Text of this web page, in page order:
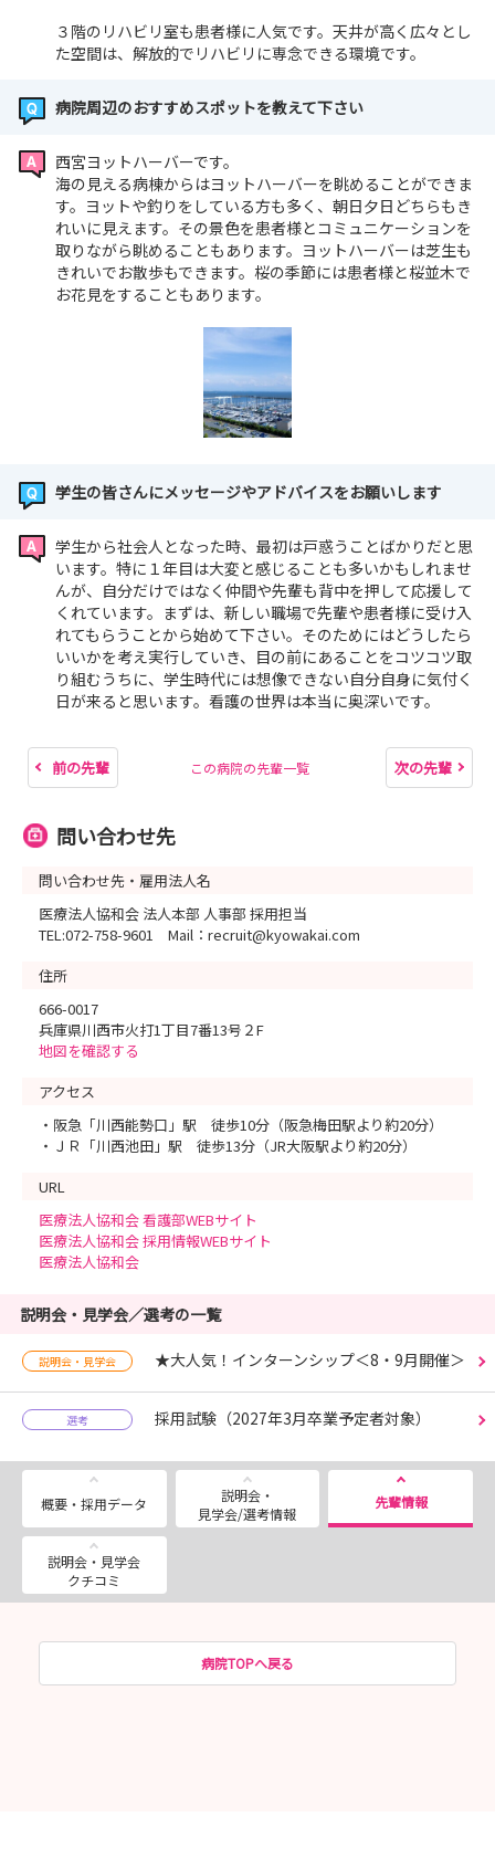
３階のリハビリ室も患者様に人気です。天井が高く広々とし
た空間は、解放的でリハビリに専念できる環境です。
病院周辺のおすすめスポットを教えて下さい
西宮ヨットハーバーです。
海の見える病棟からはヨットハーバーを眺めることができま
す。ヨットや釣りをしている方も多く、朝日夕日どちらもき
れいに見えます。その景色を患者様とコミュニケーションを
取りながら眺めることもあります。ヨットハーバーは芝生も
きれいでお散歩もできます。桜の季節には患者様と桜並木で
お花見をすることもあります。
学生の皆さんにメッセージやアドバイスをお願いします
学生から社会人となった時、最初は戸惑うことばかりだと思
います。特に１年目は大変と感じることも多いかもしれませ
んが、自分だけではなく仲間や先輩も背中を押して応援して
くれています。まずは、新しい職場で先輩や患者様に受け入
れてもらうことから始めて下さい。そのためにはどうしたら
いいかを考え実行していき、目の前にあることをコツコツ取
り組むうちに、学生時代には想像できない自分自身に気付く
日が来ると思います。看護の世界は本当に奥深いです。
前の先輩 この病院の先輩一覧 次の先輩
問い合わせ先
問い合わせ先・雇用法人名
医療法人協和会 法人本部 人事部 採用担当
TEL:072-758-9601 Mail：recruit@kyowakai.com
住所
666-0017
兵庫県川西市火打1丁目7番13号２F
地図を確認する
アクセス
・阪急「川西能勢口」駅 徒歩10分（阪急梅田駅より約20分）
・ＪＲ「川西池田」駅 徒歩13分（JR大阪駅より約20分）
URL
医療法人協和会 看護部WEBサイト
医療法人協和会 採用情報WEBサイト
医療法人協和会
説明会・見学会／選考の一覧
説明会・見学会 ★大人気！インターンシップ＜8・9月開催＞
選考 採用試験（2027年3月卒業予定者対象）
概要・採用データ
説明会・
見学会/選考情報
先輩情報
説明会・見学会
クチコミ
病院TOPへ戻る